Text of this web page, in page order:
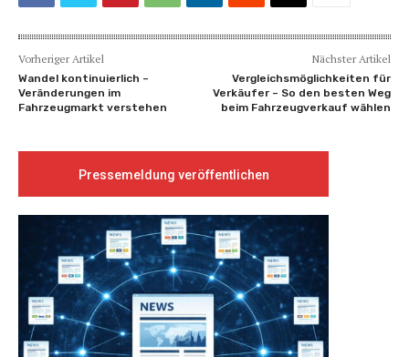
Vorheriger Artikel
Wandel kontinuierlich –
Veränderungen im
Fahrzeugmarkt verstehen
Nächster Artikel
Vergleichsmöglichkeiten für
Verkäufer – So den besten Weg
beim Fahrzeugverkauf wählen
Pressemeldung veröffentlichen